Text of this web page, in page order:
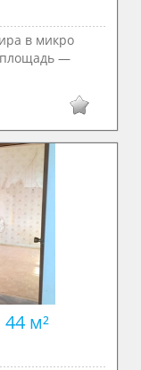
в микрo
—
Продается 2-ком. квартира, 44 м²